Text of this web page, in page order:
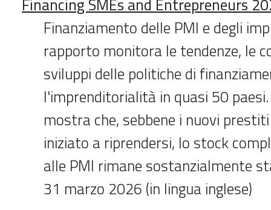
Finanziamento delle PMI e degli
rapporto monitora le tendenze, le
sviluppi delle politiche di
l'imprenditorialità in quasi 50
mostra che, sebbene i nuovi
iniziato a riprendersi, lo stock
alle PMI rimane sostanzialmente
31 marzo 2026 (in lingua inglese)